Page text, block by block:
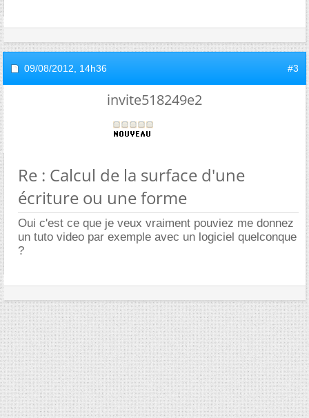
09/08/2012, 14h36 #3
invite518249e2
Re : Calcul de la surface d'une
écriture ou une forme
Oui c'est ce que je veux vraiment pouviez me donnez
un tuto video par exemple avec un logiciel quelconque
?